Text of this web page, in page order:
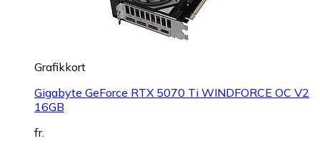
Grafikkort
Gigabyte GeForce RTX 5070 Ti WINDFORCE OC V2
16GB
fr.